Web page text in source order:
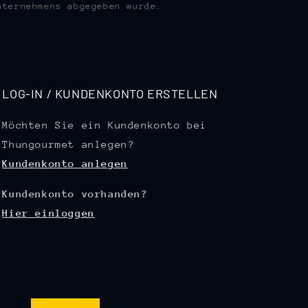
abgegeben wurde.
LOG-IN / KUNDENKONTO ERSTELLEN
Möchten Sie ein Kundenkonto bei
Thungourmet anlegen?
Kundenkonto anlegen
Kundenkonto vorhanden?
Hier einloggen